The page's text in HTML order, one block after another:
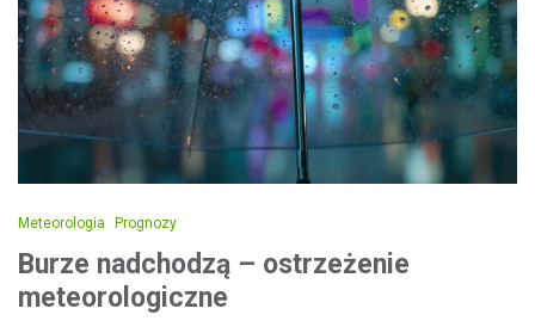
Meteorologia Prognozy
Burze nadchodzą – ostrzeżenie
meteorologiczne